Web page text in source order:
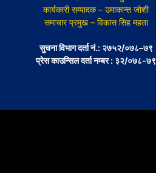
कार्यकारी सम्पादक – उमाकान्त जोशी
समाचार प्रमुख – विकास सिह महता
सुचना विभाग दर्ता नं.: २७५२/०७८–७९
प्रेस काउन्सिल दर्ता नम्बर : ३२/०७८-७९